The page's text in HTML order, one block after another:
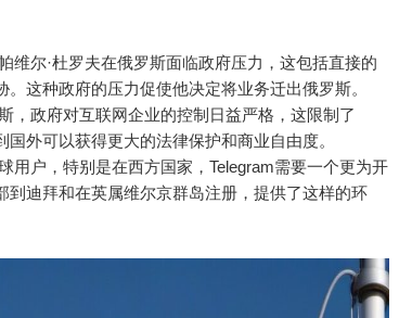
维尔·杜罗夫在俄罗斯面临政府压力，这包括直接的
这种政府的压力促使他决定将业务迁出俄罗斯。
，政府对互联网企业的控制日益严格，这限制了
外可以获得更大的法律保护和商业自由度。
用户，特别是在西方国家，Telegram需要一个更为开
到迪拜和在英属维尔京群岛注册，提供了这样的环